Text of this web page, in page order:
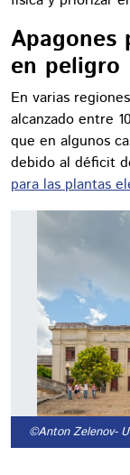
Apagones
en peligro
En varias
alcanzado entre
que en algunos
debido al déficit
para las plantas
©Anton Zelenov-